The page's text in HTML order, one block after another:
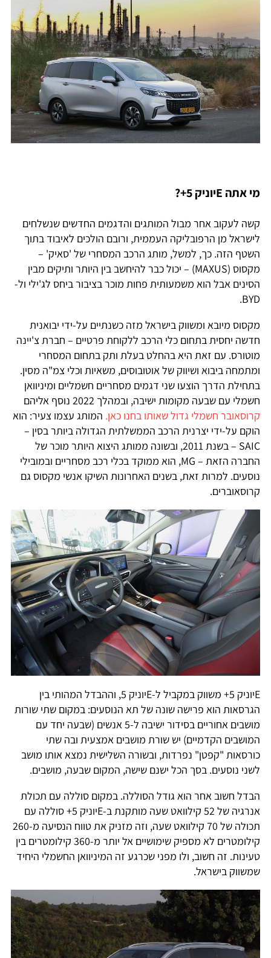
מי אתה Eיוניק 5+?
קשה לעקוב אחר מבול המותגים והדגמים החדשים שנשלחים
לישראל מן הרפובליקה העממית, ורובם הולכים לאיבוד בתוך
השטף הזה. כך, למשל, מותג הרכב המסחרי של 'סאיק' –
מקסוס (MAXUS) – יכול כבר להיחשב בין היותר ותיקים מבין
הסינים אבל הוא משמעותית פחות מוכר בציבור ביחס לג'ילי ול-
BYD.
מקסוס מיובא ומשווק בישראל מזה כשנתיים על-ידי יבואנית
חדשה יחסית בתחום כלי הרכב ללקוחת פרטיים – חברת צ'יינה
מוטורס. עם זאת היא בהחלט בעלת ותק בתחום המסחרי
ומתמחה ביבוא ושיווק של אוטובוסים, משאיות וכלי צמ"ה מסין.
בתחילת הדרך הוצעו שני דגמים מסחריים חשמליים ומיניוואן
חשמלי עם שבעה מקומות ישיבה, ובמהלך 2022 נוסף אליהם
קרוסאובר חשמלי גדול שאותו בחנו כאן. המותג עצמו צעיר: הוא
הוקם על-ידי יצרנית הרכב הממשלתית הגדולה ביותר בסין –
SAIC – בשנת 2011, ובשונה ממותג היצוא היותר מוכר של
החברה הזאת – MG, הוא ממוקד בכלי רכב מסחריים ובמובילי
נוסעים. למרות זאת, בשנים האחרונות השיקו אנשי מקסוס גם
קרוסאוברים.
Eיוניק 5+ משווק במקביל ל-Eיוניק 5, וההבדל המהותי בין
הגרסאות הוא פרישה שונה של תא הנוסעים: במקום שתי שורות
מושבים אחוריים בסידור ישיבה ל-5 אנשים (שבעה יחד עם
המושבים הקדמיים) יש שורת מושבים אמצעית ובה שתי
כורסאות "קפטן" נפרדות, ובשורה השלישית נמצא אותו מושב
לשני נוסעים. בסך הכל ישנם שישה, המקום שבעה, מושבים.
הבדל חשוב אחר הוא גודל הסוללה. במקום סוללה עם תכולת
אנרגיה של 52 קילוואט שעה מותקנת ב-Eיוניק 5+ סוללה עם
תכולה של 70 קילוואט שעה, וזה מזניק את טווח הנסיעה מ-260
קילומטרים לא מספיק שימושיים אל יותר מ-360 קילומטרים בין
טעינות. זה חשוב, ולו מפני שכרגע זה המיניוואן החשמלי היחיד
שמשווק בישראל.